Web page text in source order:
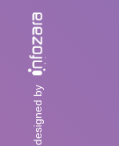
designed by